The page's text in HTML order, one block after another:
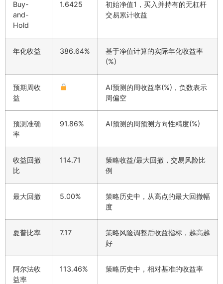
Buy-
and-
Hold
1.6425
初始净值1，买入并持有的无杠杆
交易累计收益
年化收益 386.64%
基于净值计算的实际年化收益率
(%)
预期周收
益
AI预测的周收益率(%)，负数表示
周偏空
预测准确
率
91.86% AI预测的周预测方向性精度(%)
收益回撤
比
114.71
策略收益/最大回撤，交易风险比
例
最大回撤 5.00%
策略历史中，从高点的最大回撤幅
度
夏普比率 7.17
策略风险调整后收益指标，越高越
好
阿尔法收
益率
113.46% 策略历史中，相对基准的收益率